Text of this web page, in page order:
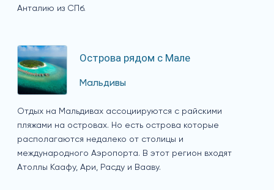
Анталию из СПб.
Острова рядом с Мале
Мальдивы
Отдых на Мальдивах ассоциируются с райскими
пляжами на островах. Но есть острова которые
располагаются недалеко от столицы и
международного Аэропорта. В этот регион входят
Атоллы Каафу, Ари, Расду и Вааву.